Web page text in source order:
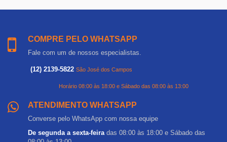
COMPRE PELO WHATSAPP
Fale com um de nossos especialistas.
(12) 2139-5822 São José dos Campos
Horário 08:00 às 18:00 e Sábado das 08:00 às 13:00
ATENDIMENTO WHATSAPP
Converse pelo WhatsApp com nossa equipe
De segunda a sexta-feira das 08:00 às 18:00 e Sábado das